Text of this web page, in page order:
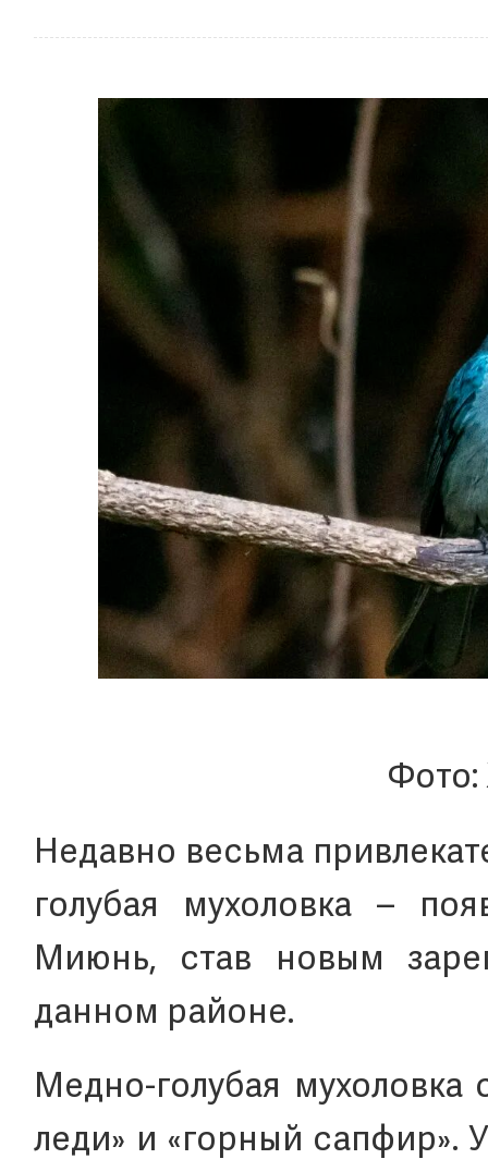
Недавно весьма
голубая мухоловка –
Миюнь, став новым
данном районе.
Медно-голубая мухоловка
леди» и «горный сапфир».